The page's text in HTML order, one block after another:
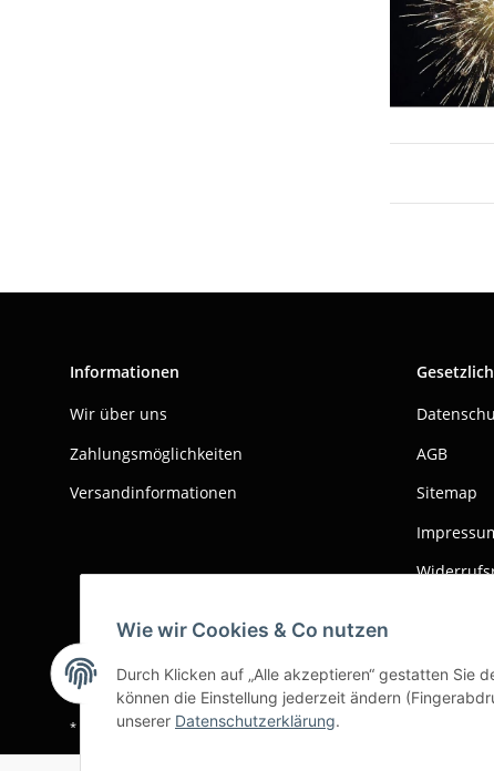
Informationen
Wir über uns
Zahlungsmöglichkeiten
Versandinformationen
AGB
Sitemap
*
Wie wir Cookies & Co nutzen
Durch Klicken auf „Alle akzeptieren“ gestatten Sie
können die Einstellung jederzeit ändern
unserer Datenschutzerklärung.